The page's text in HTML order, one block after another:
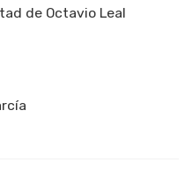
de Octavio Leal